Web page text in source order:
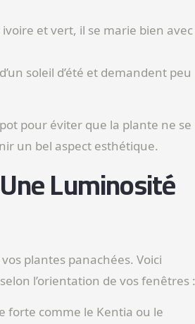
et vert, il se marie bien avec
soleil d’été et demandent peu
pour éviter que la plante ne se
un bel aspect esthétique.
Luminosité
plantes panachées. Voici
l’orientation de vos fenêtres :
forte comme le Kentia ou le